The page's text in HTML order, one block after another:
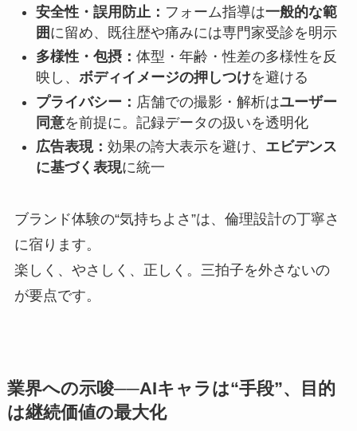
安全性・誤用防止： フォーム指導は一般的な範
囲 に留め、既往歴や痛みには専門家受診を明示
多様性・包摂： 体型・年齢・性差の多様性を反
映し、 ボディイメージの押しつけを避ける
プライバシー： 店舗での撮影・解析はユーザー
同意を前提に。記録データの扱いを透明化
広告表現： 効果の誇大表示を避け、 エビデンス
に基づく表現に統一
ブランド体験の“気持ちよさ”は、倫理設計の丁寧さ
に宿ります。
楽しく、やさしく、正しく。三拍子を外さないの
が要点です。
業界への示唆──AIキャラは“手段”、目的
は継続価値の最大化